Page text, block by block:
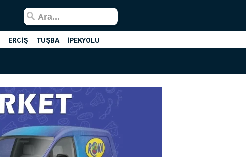
ERCİŞ TUŞBA İPEKYOLU